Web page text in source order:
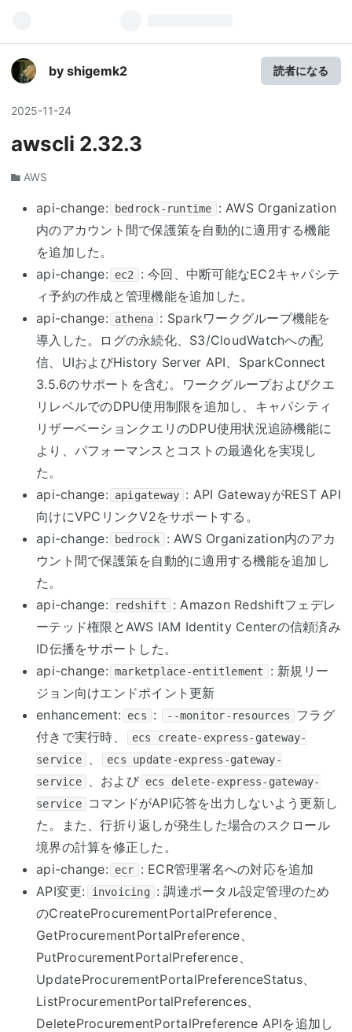
by shigemk2 読者になる
2025-11-24
awscli 2.32.3
AWS
api-change: bedrock-runtime
: AWS Organization
内のアカウント間で保護策を自動的に適用する機能
を追加した。
api-change:
ec2
: 今回、中断可能なEC2キャパシテ
ィ予約の作成と管理機能を追加した。
api-change:
athena : Sparkワークグループ機能を
導入した。ログの永続化、S3/CloudWatchへの配
信、UIおよびHistory Server API、SparkConnect
3.5.6のサポートを含む。ワークグループおよびクエ
リレベルでのDPU使用制限を追加し、キャパシティ
リザーベーションクエリのDPU使用状況追跡機能に
より、パフォーマンスとコストの最適化を実現し
た。
api-change:
apigateway : API GatewayがREST API
向けにVPCリンクV2をサポートする。
api-change:
bedrock
: AWS Organization内のアカ
ウント間で保護策を自動的に適用する機能を追加し
た。
api-change:
redshift
: Amazon Redshiftフェデレ
ーテッド権限とAWS IAM Identity Centerの信頼済み
ID伝播をサポートした。
api-change: marketplace-entitlement
: 新規リー
ジョン向けエンドポイント更新
enhancement:
ecs : --monitor-resources
フラグ
付きで実行時、
ecs create-express-gateway-
service
、
ecs update-express-gateway-
service
、および ecs delete-express-gateway-
service
コマンドがAPI応答を出力しないよう更新し
た。また、行折り返しが発生した場合のスクロール
境界の計算を修正した。
api-change:
ecr
: ECR管理署名への対応を追加
API変更:
invoicing : 調達ポータル設定管理のため
のCreateProcurementPortalPreference、
GetProcurementPortalPreference、
PutProcurementPortalPreference、
UpdateProcurementPortalPreferenceStatus、
ListProcurementPortalPreferences、
DeleteProcurementPortalPreference APIを追加し